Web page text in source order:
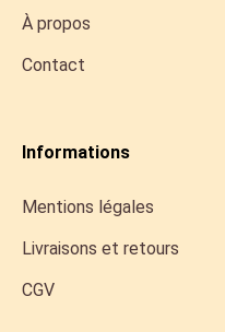
À propos
Contact
Informations
Mentions légales
Livraisons et retours
CGV